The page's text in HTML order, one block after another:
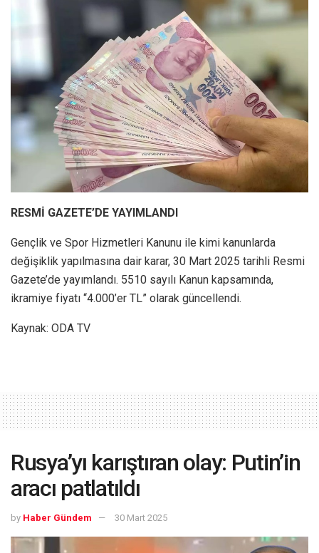
RESMİ GAZETE’DE YAYIMLANDI
Gençlik ve Spor Hizmetleri Kanunu ile kimi kanunlarda
değişiklik yapılmasına dair karar, 30 Mart 2025 tarihli Resmi
Gazete’de yayımlandı. 5510 sayılı Kanun kapsamında,
ikramiye fiyatı “4.000’er TL” olarak güncellendi.
Kaynak: ODA TV
Rusya’yı karıştıran olay: Putin’in
aracı patlatıldı
by Haber Gündem 30 Mart 2025